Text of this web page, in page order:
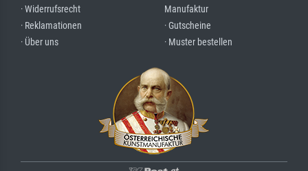
· Widerrufsrecht
· Reklamationen
· Über uns
Manufaktur
· Gutscheine
· Muster bestellen